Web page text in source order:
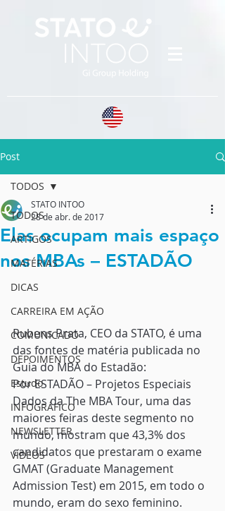
Post
TODOS
ARTIGOS
MATÉRIAS
DICAS
CARREIRA EM AÇÃO
COMUNICADO
DEPOIMENTOS
Estudo
INFOGRÁFICO
NEWSLETTER
VÍDEOS
TODOS
Elas ocupam mais espaço
nos MBAs – ESTADÃO
STATO INTOO
28 de abr. de 2017
Rubens Prata, CEO da STATO, é uma
das fontes de matéria publicada no
Guia do MBA do Estadão:
Por ESTADÃO – Projetos Especiais
Dados da The MBA Tour, uma das
maiores feiras deste segmento no
mundo, mostram que 43,3% dos
candidatos que prestaram o exame
GMAT (Graduate Management
Admission Test) em 2015, em todo o
mundo, eram do sexo feminino.